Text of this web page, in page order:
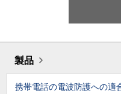
製品
携帯電話の電波防護への適